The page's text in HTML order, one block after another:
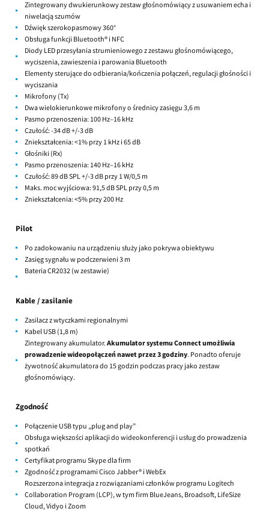
Zintegrowany dwukierunkowy zestaw głośnomówiący z usuwaniem echa i
niwelacją szumów
Dźwięk szerokopasmowy 360°
Obsługa funkcji Bluetooth® i NFC
Diody LED przesyłania strumieniowego z zestawu głośnomówiącego,
wyciszenia, zawieszenia i parowania Bluetooth
Elementy sterujące do odbierania/kończenia połączeń, regulacji głośności i
wyciszania
Mikrofony (Tx)
Dwa wielokierunkowe mikrofony o średnicy zasięgu 3,6 m
Pasmo przenoszenia: 100 Hz–16 kHz
Czułość: -34 dB +/-3 dB
Zniekształcenia: <1% przy 1 kHz i 65 dB
Głośniki (Rx)
Pasmo przenoszenia: 140 Hz–16 kHz
Czułość: 89 dB SPL +/-3 dB przy 1 W/0,5 m
Maks. moc wyjściowa: 91,5 dB SPL przy 0,5 m
Zniekształcenia: <5% przy 200 Hz
Pilot
Po zadokowaniu na urządzeniu służy jako pokrywa obiektywu
Zasięg sygnału w podczerwieni 3 m
Bateria CR2032 (w zestawie)
Kable / zasilanie
Zasilacz z wtyczkami regionalnymi
Kabel USB (1,8 m)
Zintegrowany akumulator. Akumulator systemu Connect umożliwia
prowadzenie wideopołączeń nawet przez 3 godziny. Ponadto oferuje
żywotność akumulatora do 15 godzin podczas pracy jako zestaw
głośnomówiący.
Zgodność
Połączenie USB typu „plug and play”
Obsługa większości aplikacji do wideokonferencji i usług do prowadzenia
spotkań
Certyfikat programu Skype dla firm
Zgodność z programami Cisco Jabber® i WebEx
Rozszerzona integracja z rozwiązaniami członków programu Logitech
Collaboration Program (LCP), w tym firm BlueJeans, Broadsoft, LifeSize
Cloud, Vidyo i Zoom